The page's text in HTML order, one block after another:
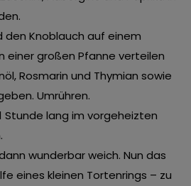
den Knoblauch auf einem
einer großen Pfanne verteilen
Rosmarin und Thymian sowie
Umrühren.
Stunde lang im vorgeheizten
wunderbar weich. Nun das
eines kleinen Tortenrings – zu